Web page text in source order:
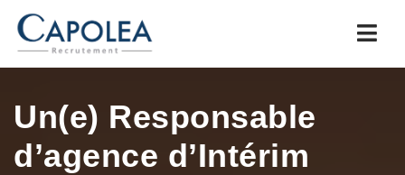
Un(e) Responsable
d’agence d’Intérim